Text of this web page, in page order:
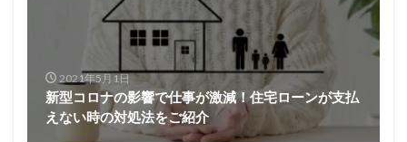
2021年5月1日
新型コロナの影響で仕事が激減！住宅ローンが支払
えない時の対処法をご紹介